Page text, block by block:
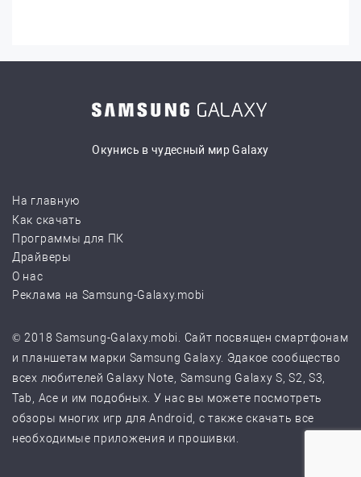
Окунись в чудесный мир Galaxy
На главную
Как скачать
Программы для ПК
Драйверы
О нас
Реклама на Samsung-Galaxy.mobi
© 2018 Samsung-Galaxy.mobi. Сайт посвящен смартфонам
и планшетам марки Samsung Galaxy. Эдакое сообщество
всех любителей Galaxy Note, Samsung Galaxy S, S2, S3,
Tab, Ace и им подобных. У нас вы можете посмотреть
обзоры многих игр для Android, с также скачать все
необходимые приложения и прошивки.